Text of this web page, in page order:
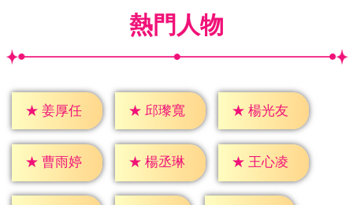
熱門人物
★ 姜厚任 ★ 邱瓈寬 ★ 楊光友
★ 曹雨婷 ★ 楊丞琳 ★ 王心凌